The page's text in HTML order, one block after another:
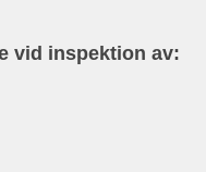
vid inspektion av: